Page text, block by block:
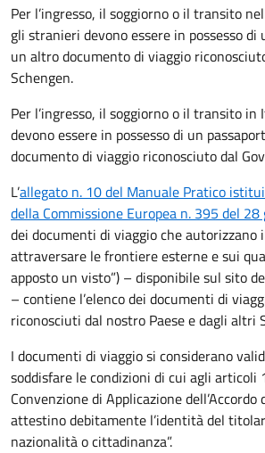
Per l’ingresso, il soggiorno o il transito
gli stranieri devono essere in possesso di
un altro documento di viaggio
Schengen.
Per l’ingresso, il soggiorno o il transito
devono essere in possesso di un
documento di viaggio riconosciuto dal
L’allegato n. 10 del Manuale Pratico
della Commissione Europea n. 395 del 28
dei documenti di viaggio che autorizzano
attraversare le frontiere esterne e sui
apposto un visto”) – disponibile sul sito
– contiene l’elenco dei documenti di
riconosciuti dal nostro Paese e dagli altri
I documenti di viaggio si considerano
soddisfare le condizioni di cui agli articoli
Convenzione di Applicazione dell’Accordo
attestino debitamente l’identità del
nazionalità o cittadinanza”.